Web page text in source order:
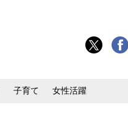
子育て 女性活躍